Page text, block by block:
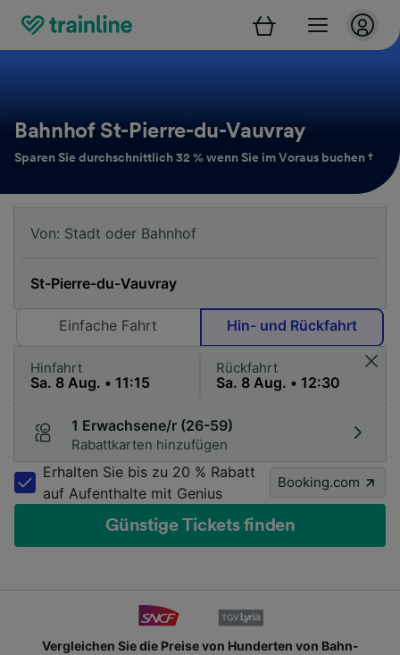
Bahnhof St-Pierre-du-Vauvray
Sparen Sie durchschnittlich 32 % wenn Sie im Voraus buchen †
Einfache Fahrt Hin- und Rückfahrt
Hinfahrt Rückfahrt
1 Erwachsene/r (26-59)
Rabattkarten hinzufügen
Erhalten Sie bis zu 20 % Rabatt
auf Aufenthalte mit Genius
Booking.com
Günstige Tickets finden
Vergleichen Sie die Preise von Hunderten von Bahn-